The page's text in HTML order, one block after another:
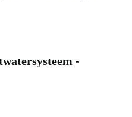
-